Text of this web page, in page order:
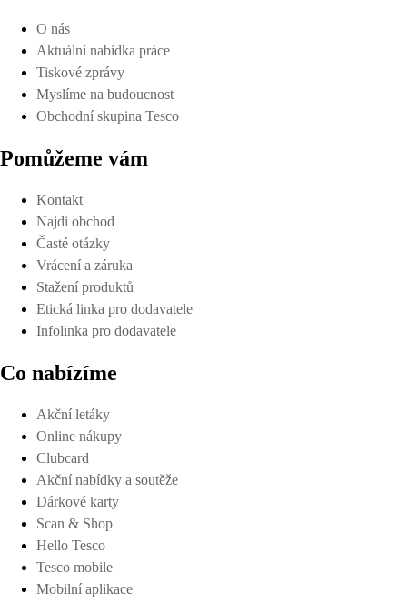
O nás
Aktuální nabídka práce
Tiskové zprávy
Myslíme na budoucnost
Obchodní skupina Tesco
Pomůžeme vám
Kontakt
Najdi obchod
Časté otázky
Vrácení a záruka
Stažení produktů
Etická linka pro dodavatele
Infolinka pro dodavatele
Co nabízíme
Akční letáky
Online nákupy
Clubcard
Akční nabídky a soutěže
Dárkové karty
Scan & Shop
Hello Tesco
Tesco mobile
Mobilní aplikace